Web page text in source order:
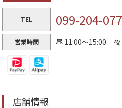
TEL 099-204-
営業時間 昼 11:00～15:00 夜
店舗情報